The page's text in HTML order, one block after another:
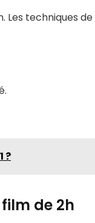
Les techniques de
?
de 2h